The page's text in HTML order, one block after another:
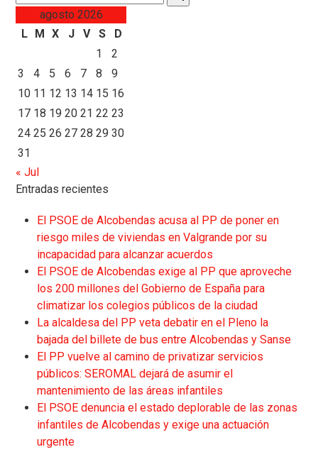
agosto 2026
L M X J V S
D
1
2
3
4 5 6 7 8
9
10 11 12 13 14 15 16
17 18 19 20 21 22 23
24 25 26 27 28 29 30
31
« Jul
Entradas recientes
El PSOE de Alcobendas acusa al PP de poner en
riesgo miles de viviendas en Valgrande por su
incapacidad para alcanzar acuerdos
El PSOE de Alcobendas exige al PP que aproveche
los 200 millones del Gobierno de España para
climatizar los colegios públicos de la ciudad
La alcaldesa del PP veta debatir en el Pleno la
bajada del billete de bus entre Alcobendas y Sanse
El PP vuelve al camino de privatizar servicios
públicos: SEROMAL dejará de asumir el
mantenimiento de las áreas infantiles
El PSOE denuncia el estado deplorable de las zonas
infantiles de Alcobendas y exige una actuación
urgente